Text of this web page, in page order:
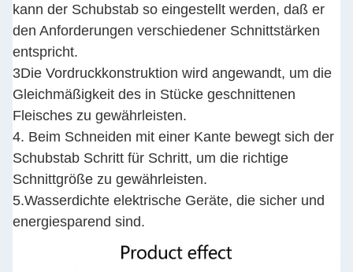
kann der Schubstab so eingestellt werden, daß er
den Anforderungen verschiedener Schnittstärken
entspricht.
3Die Vordruckkonstruktion wird angewandt, um die
Gleichmäßigkeit des in Stücke geschnittenen
Fleisches zu gewährleisten.
4. Beim Schneiden mit einer Kante bewegt sich der
Schubstab Schritt für Schritt, um die richtige
Schnittgröße zu gewährleisten.
5.Wasserdichte elektrische Geräte, die sicher und
energiesparend sind.